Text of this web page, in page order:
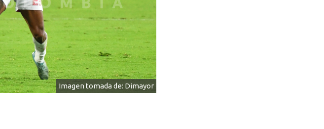
Imagen tomada de: Dimayor